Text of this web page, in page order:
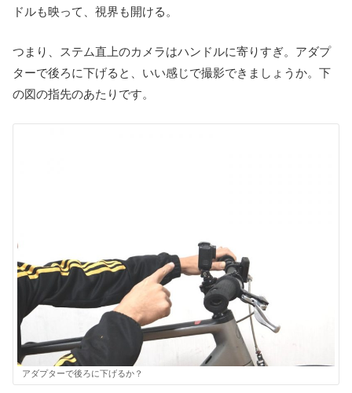
ドルも映って、視界も開ける。
つまり、ステム直上のカメラはハンドルに寄りすぎ。アダプ
ターで後ろに下げると、いい感じで撮影できましょうか。下
の図の指先のあたりです。
アダプターで後ろに下げるか？